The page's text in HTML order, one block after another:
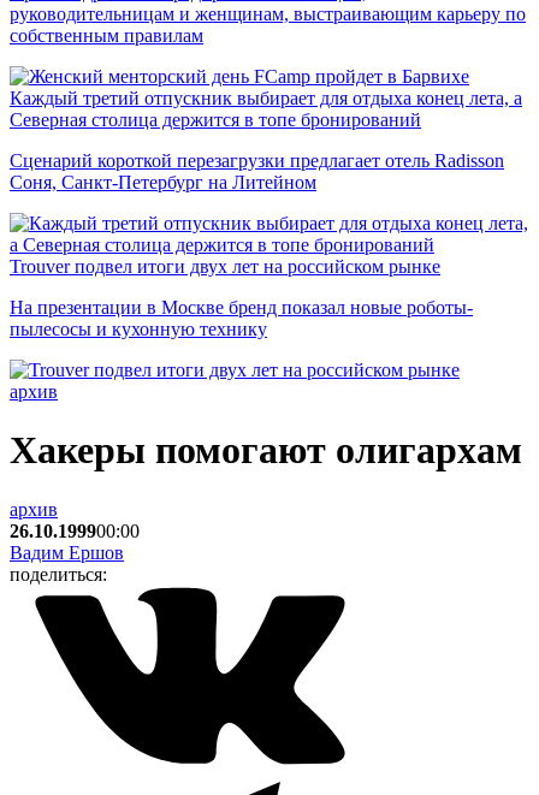
руководительницам и женщинам, выстраивающим карьеру по
собственным правилам
Каждый третий отпускник выбирает для отдыха конец лета, а
Северная столица держится в топе бронирований
Сценарий короткой перезагрузки предлагает отель Radisson
Соня, Санкт-Петербург на Литейном
Trouver подвел итоги двух лет на российском рынке
На презентации в Москве бренд показал новые роботы-
пылесосы и кухонную технику
архив
Хакеры помогают олигархам
архив
26.10.199900:00
Вадим Ершов
поделиться: